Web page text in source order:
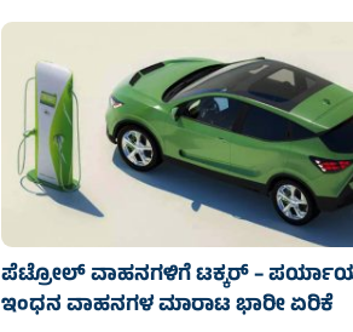
ಪೆಟ್ರೋಲ್ ವಾಹನಗಳಿಗೆ ಟಕ್ಕರ್ –
ಇಂಧನ ವಾಹನಗಳ ಮಾರಾಟ ಭಾರೀ ಏರಿಕೆ